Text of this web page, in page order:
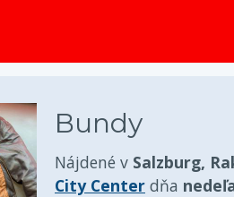
Bundy
Nájdené v Salzburg,
City Center dňa